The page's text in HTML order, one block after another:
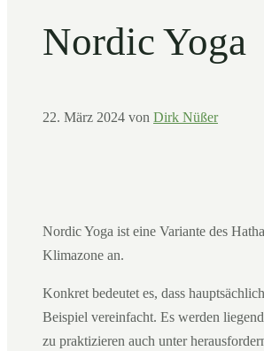
Nordic Yoga
22. März 2024 von Dirk Nüßer
Nordic Yoga ist eine Variante des
Klimazone an.
Konkret bedeutet es, dass
Beispiel vereinfacht. Es werden
zu praktizieren auch unter